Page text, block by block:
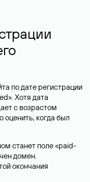
по дате регистрации
Хотя дата
с возрастом
когда был
станет поле «paid-
домен.
окончания